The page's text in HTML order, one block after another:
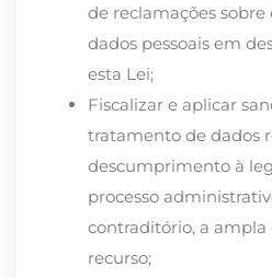
de reclamações
dados pessoais em
esta Lei;
Fiscalizar e aplicar
tratamento de dados
descumprimento à
processo
contraditório, a ampla
recurso;